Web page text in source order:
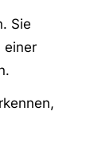
Sie
einer